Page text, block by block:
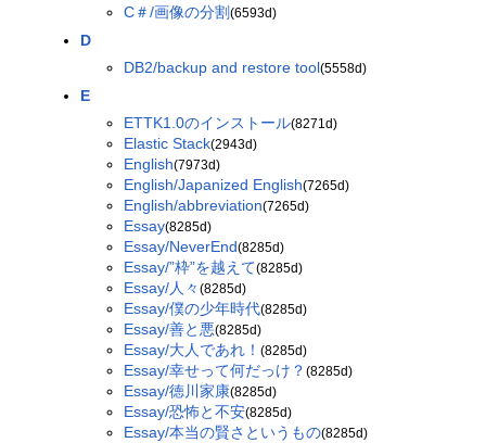
C＃/画像の分割(6593d)
D
DB2/backup and restore tool(5558d)
E
ETTK1.0のインストール(8271d)
Elastic Stack(2943d)
English(7973d)
English/Japanized English(7265d)
English/abbreviation(7265d)
Essay(8285d)
Essay/NeverEnd(8285d)
Essay/”枠”を越えて(8285d)
Essay/人々(8285d)
Essay/僕の少年時代(8285d)
Essay/善と悪(8285d)
Essay/大人であれ！(8285d)
Essay/幸せって何だっけ？(8285d)
Essay/徳川家康(8285d)
Essay/恐怖と不安(8285d)
Essay/本当の賢さというもの(8285d)